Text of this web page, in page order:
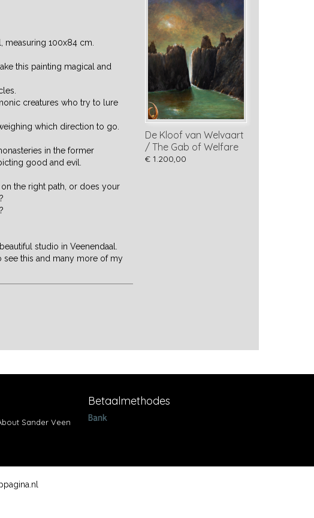
measuring 100x84 cm.
this painting magical and
creatures who try to lure
which direction to go.
in the former
good and evil.
the right path, or does your
studio in Veenendaal.
this and many more of my
De Kloof van Welvaart
/ The Gab of Welfare
€ 1.200,00
Sander Veen
Betaalmethodes